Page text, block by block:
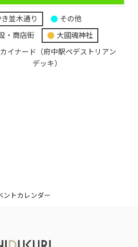
並木通り
その他
・商店街
大國魂神社
イナード（府中駅ペデストリアン
デッキ）
ントカレンダー